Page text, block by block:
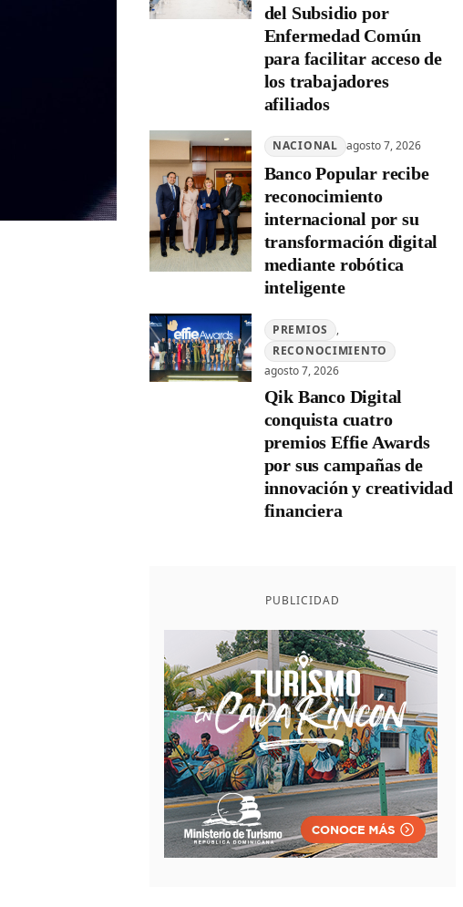
del Subsidio por
Enfermedad Común
para facilitar acceso de
los trabajadores
afiliados
NACIONAL agosto 7, 2026
Banco Popular recibe
reconocimiento
internacional por su
transformación digital
mediante robótica
inteligente
PREMIOS
,
RECONOCIMIENTO
agosto 7, 2026
Qik Banco Digital
conquista cuatro
premios Effie Awards
por sus campañas de
innovación y creatividad
financiera
PUBLICIDAD